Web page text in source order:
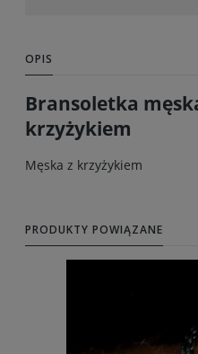
OPIS
Bransoletka
krzyżykiem
Męska z krzyżykiem
PRODUKTY POWIĄZANE